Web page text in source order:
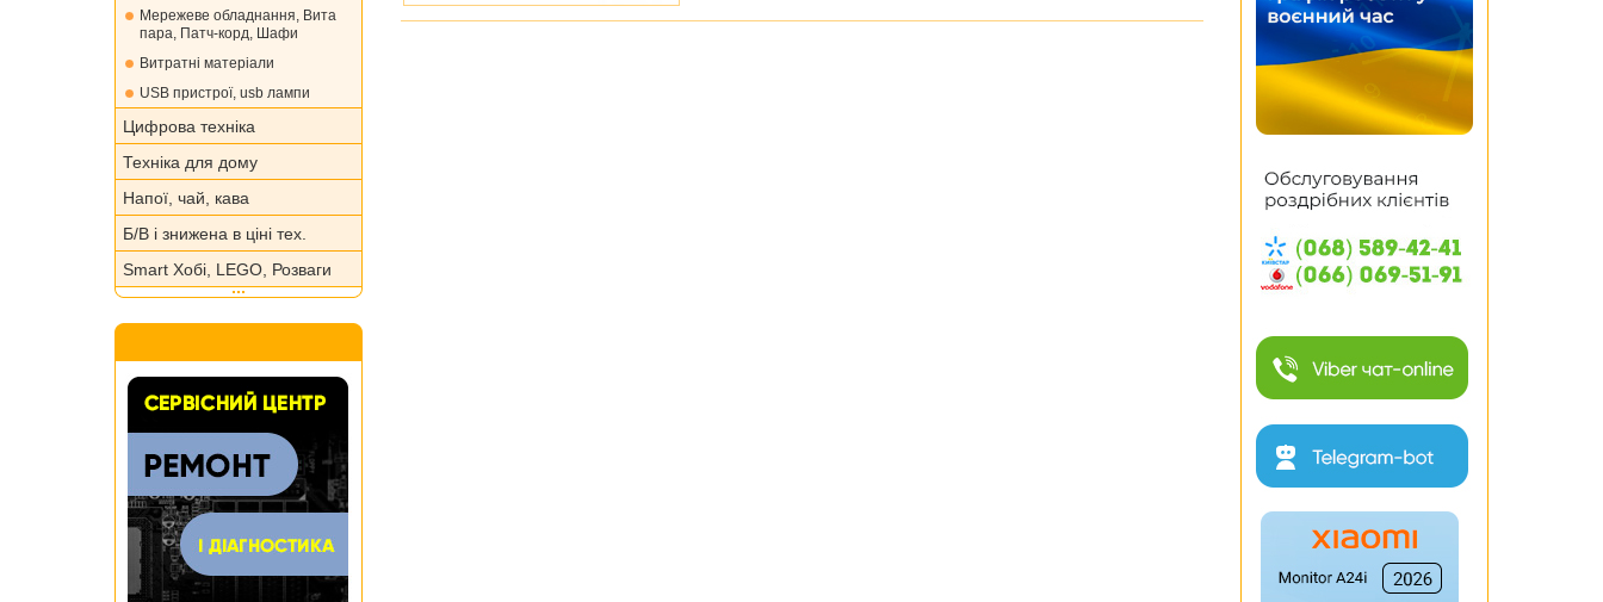
Мережеве обладнання, Вита
пара, Патч-корд, Шафи
Витратні матеріали
USB пристрої, usb лампи
Цифрова техніка
Техніка для дому
Напої, чай, кава
Б/В і знижена в ціні тех.
Smart Хобі, LEGO, Розваги